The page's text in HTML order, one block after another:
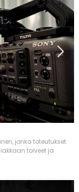
jonka toteutukset
toiveet ja